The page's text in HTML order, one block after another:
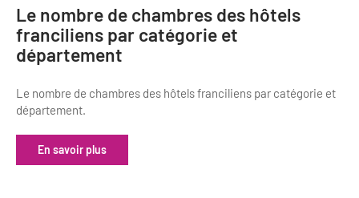
Remise des Prix
Le nombre de chambres des hôtels
franciliens par catégorie et
département
Le nombre de chambres des hôtels franciliens par catégorie et
département.
En savoir plus